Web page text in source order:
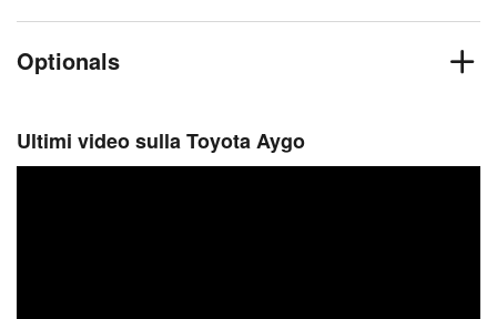
Optionals
Ultimi video sulla Toyota Aygo